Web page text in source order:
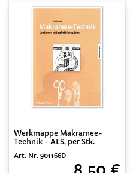
Werkmappe Makramee-
Technik - ALS, per Stk.
Art. Nr. 901166D